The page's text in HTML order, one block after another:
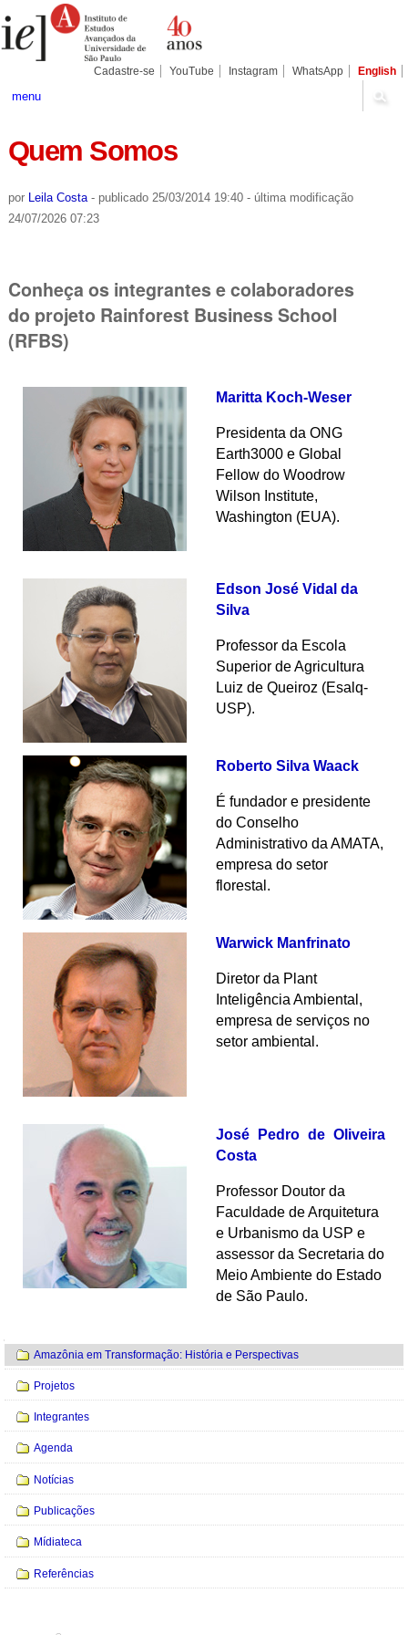
para
conteúdo.
Pessoais
Cadastre-se YouTube Instagram WhatsApp English
menu
Quem Somos
por Leila Costa - publicado25/03/2014 19:40 - última modificação
24/07/2026 07:23
Conheça os integrantes e colaboradores
do projeto Rainforest Business School
(RFBS)
Maritta Koch-Weser
Presidenta da ONG
Earth3000 e Global
Fellow do Woodrow
Wilson Institute,
Washington (EUA).
Edson José Vidal da
Silva
Professor da Escola
Superior de Agricultura
Luiz de Queiroz (Esalq-
USP).
Roberto Silva Waack
É fundador e presidente
do Conselho
Administrativo da AMATA,
empresa do setor
florestal.
Warwick Manfrinato
Diretor da Plant
Inteligência Ambiental,
empresa de serviços no
setor ambiental.
José Pedro de Oliveira
Costa
Professor Doutor da
Faculdade de Arquitetura
e Urbanismo da USP e
assessor da Secretaria do
Meio Ambiente do Estado
de São Paulo.
Navegação
Amazônia em Transformação: História e Perspectivas
Projetos
Integrantes
Agenda
Notícias
Publicações
Mídiateca
Referências